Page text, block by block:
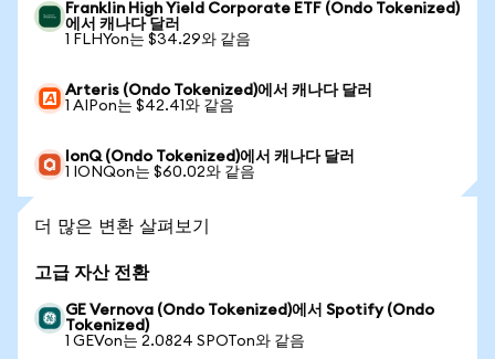
Franklin High Yield Corporate ETF (Ondo Tokenized)
에서 캐나다 달러
1 FLHYon는 $34.29와 같음
Arteris (Ondo Tokenized)에서 캐나다 달러
1 AIPon는 $42.41와 같음
IonQ (Ondo Tokenized)에서 캐나다 달러
1 IONQon는 $60.02와 같음
더 많은 변환 살펴보기
고급 자산 전환
GE Vernova (Ondo Tokenized)에서 Spotify (Ondo
Tokenized)
1 GEVon는 2.0824 SPOTon와 같음